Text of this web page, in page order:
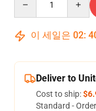
이 세일은 02:
Deliver to
Cost to ship:
Standard -